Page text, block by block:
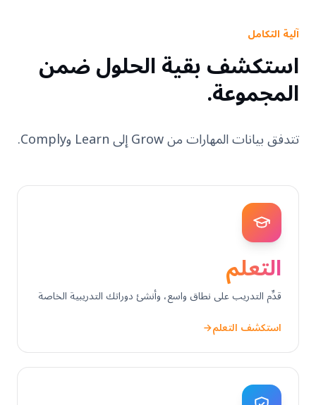
آلية التكامل
استكشف بقية الحلول ضمن
المجموعة.
تتدفق بيانات المهارات من Grow إلى Learn وComply.
التعلم
قدِّم التدريب على نطاق واسع، وأنشئ دوراتك التدريبية الخاصة
استكشف التعلم←